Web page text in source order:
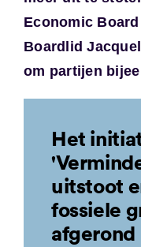
Economic
Boardlid
om partijen
Het
uitstoot
fossiele
afgerond